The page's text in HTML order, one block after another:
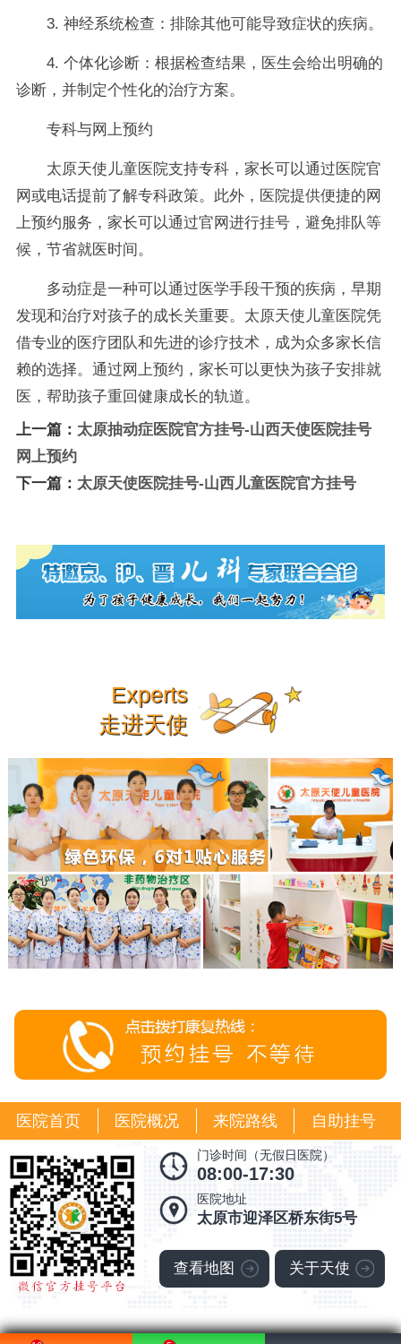
3. 神经系统检查：排除其他可能导致症状的疾病。
4. 个体化诊断：根据检查结果，医生会给出明确的
诊断，并制定个性化的治疗方案。
专科与网上预约
太原天使儿童医院支持专科，家长可以通过医院官
网或电话提前了解专科政策。此外，医院提供便捷的网
上预约服务，家长可以通过官网进行挂号，避免排队等
候，节省就医时间。
多动症是一种可以通过医学手段干预的疾病，早期
发现和治疗对孩子的成长关重要。太原天使儿童医院凭
借专业的医疗团队和先进的诊疗技术，成为众多家长信
赖的选择。通过网上预约，家长可以更快为孩子安排就
医，帮助孩子重回健康成长的轨道。
上一篇： 太原抽动症医院官方挂号-山西天使医院挂号
网上预约
下一篇： 太原天使医院挂号-山西儿童医院官方挂号
Experts
走进天使
医院首页 医院概况 来院路线 自助挂号
门诊时间（无假日医院）
08:00-17:30
医院地址
太原市迎泽区桥东街5号
查看地图 关于天使